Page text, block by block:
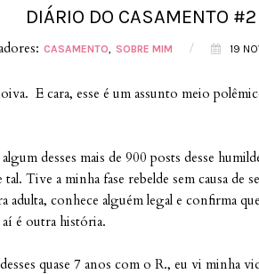
DIÁRIO DO CASAMENTO #2
CASAMENTO SOBRE MIM / 19
E cara, esse é um assunto meio
desses mais de 900 posts desse
Tive a minha fase rebelde sem causa
adulta, conhece alguém legal e confirma
é outra história.
quase 7 anos com o R., eu vi minha